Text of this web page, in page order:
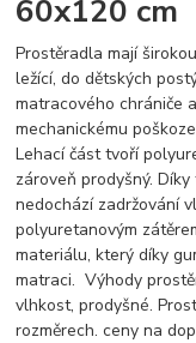
60x120 cm
Prostěradla mají
ležící, do dětských
matracového chrániče
mechanickému
Lehací část tvoří
zároveň prodyšný.
nedochází zadržování
polyuretanovým
materiálu, který díky
matraci. Výhody
vlhkost, prodyšné.
rozměrech. ceny na